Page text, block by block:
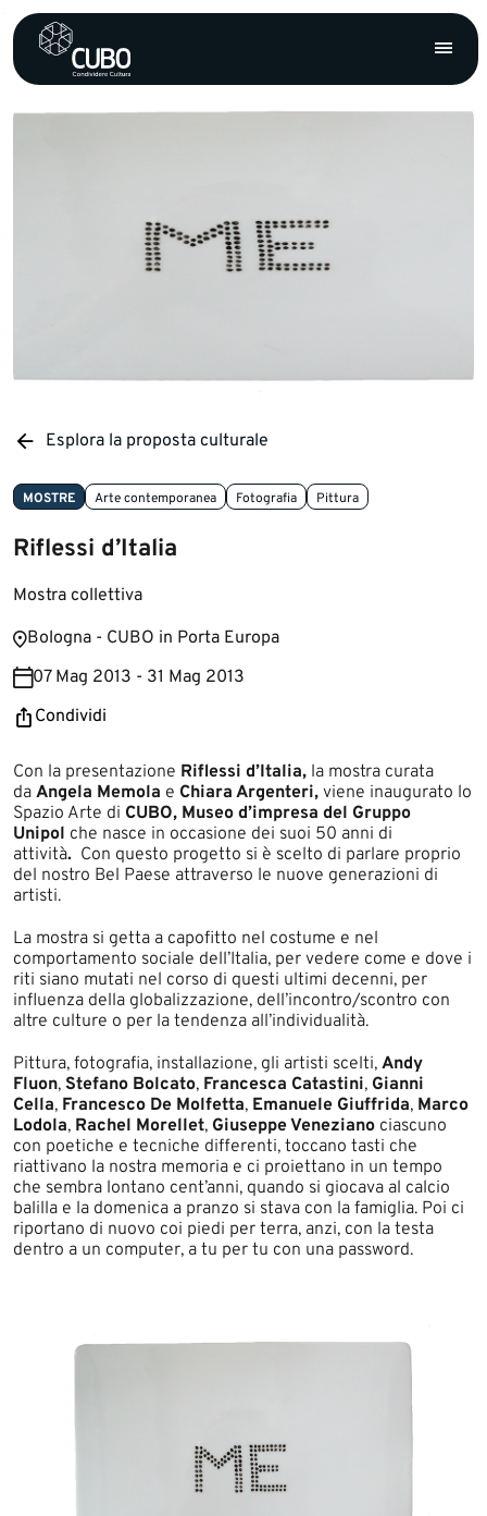
Esplora la proposta culturale
MOSTRE Arte contemporanea Fotografia Pittura
Riflessi d’Italia
Mostra collettiva
Bologna - CUBO in Porta Europa
07 Mag 2013 - 31 Mag 2013
Condividi
​​​​Con la presentazione Riflessi d’Italia, la mostra curata
da Angela Memola e Chiara Argenteri, viene inaugurato lo
Spazio Arte di CUBO, Museo d’impresa del Gruppo
Unipol che nasce in occasione dei suoi 50 anni di
attività. Con questo progetto si è scelto di parlare proprio
del nostro Bel Paese attraverso le nuove generazioni di
artisti.
La mostra si getta a capofitto nel costume e nel
comportamento sociale dell’Italia, per vedere come e dove i
riti siano mutati nel corso di questi ultimi decenni, per
influenza della globalizzazione, dell’incontro/scontro con
altre culture o per la tendenza all’individualità.
Pittura, fotografia, installazione, gli artisti scelti, Andy
Fluon, Stefano Bolcato, Francesca Catastini, Gianni
Cella, Francesco De Molfetta, Emanuele Giuffrida, Marco
Lodola, Rachel Morellet, Giuseppe Veneziano ciascuno
con poetiche e tecniche differenti, toccano tasti che
riattivano la nostra memoria e ci proiettano in un tempo
che sembra lontano cent’anni, quando si giocava al calcio
balilla e la domenica a pranzo si stava con la famiglia. Poi ci
riportano di nuovo coi piedi per terra, anzi, con la testa
dentro a un computer, a tu per tu con una password.